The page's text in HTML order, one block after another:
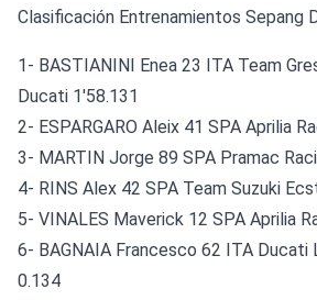
Clasificación Entrenamientos Sepang
1- BASTIANINI Enea 23 ITA Team
Ducati 1'58.131
2- ESPARGARO Aleix 41 SPA Aprilia
3- MARTIN Jorge 89 SPA Pramac
4- RINS Alex 42 SPA Team Suzuki
5- VINALES Maverick 12 SPA Aprilia
6- BAGNAIA Francesco 62 ITA Ducati
0.134